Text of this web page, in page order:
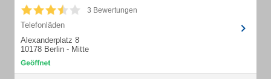
3 Bewertungen
Telefonläden
Alexanderplatz 8
10178 Berlin - Mitte